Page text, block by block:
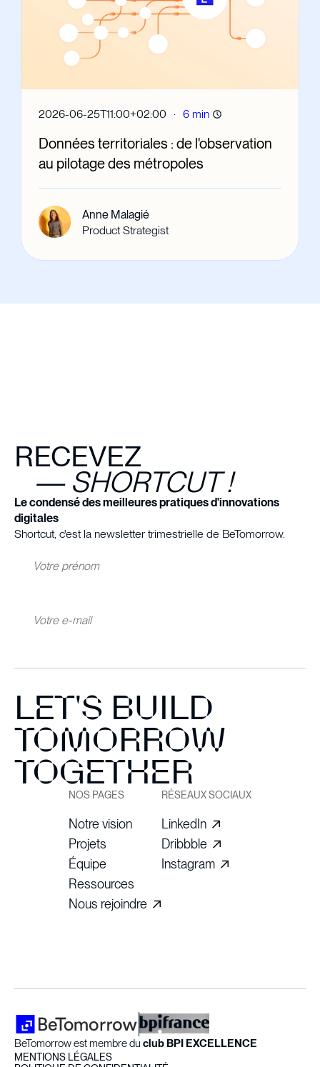
2026-06-25T11:00+02:00 · 6 min
Données territoriales : de l'observation
au pilotage des métropoles
Anne Malagié
Product Strategist
RECEVEZ
— SHORTCUT !
Le condensé des meilleures pratiques d'innovations
digitales
Shortcut, c'est la newsletter trimestrielle de BeTomorrow.
LET'S BUILD
TOMORROW
TOGETHER
NOS PAGES
Notre vision
Projets
Équipe
Ressources
Nous rejoindre
RÉSEAUX SOCIAUX
LinkedIn
Dribbble
Instagram
BeTomorrow est membre du club BPI EXCELLENCE
MENTIONS LÉGALES